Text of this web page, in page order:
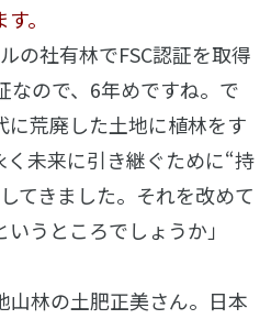
。
の社有林でFSC認証を取得
なので、6年めですね。で
に荒廃した土地に植林をす
く未来に引き継ぐために“持
てきました。それを改めて
うところでしょうか」
山林の土肥正美さん。日本